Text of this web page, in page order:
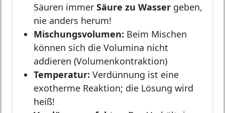
Säuren immer Säure zu Wasser geben,
nie anders herum!
Mischungsvolumen: Beim Mischen
können sich die Volumina nicht
addieren (Volumenkontraktion)
Temperatur: Verdünnung ist eine
exotherme Reaktion; die Lösung wird
heiß!